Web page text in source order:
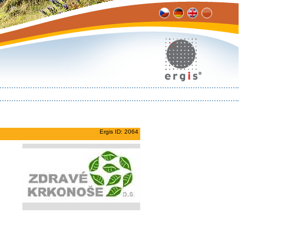
Ergis ID: 2064